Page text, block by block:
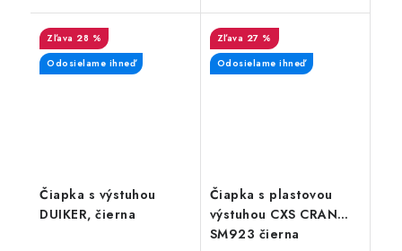
(stupeň ochrany proti
porezaniu 3).
Čiapka s výstuhou
DUIKER, čierna
28 %
Odosielame ihneď
Čiapka s plastovou
výstuhou CXS CRAN
SM923 čierna
27 %
Odosielame ihneď